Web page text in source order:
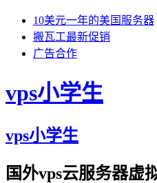
10美元一年的美国服务器
搬瓦工最新促销
广告合作
vps小学生
vps小学生
国外vps云服务器虚